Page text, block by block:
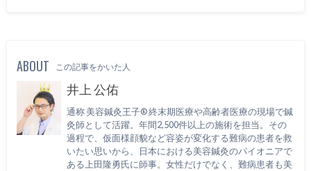
ABOUT この記事をかいた人
井上 公佑
通称 美容鍼灸王子® 終末期医療や高齢者医療の現場で鍼
灸師として活躍。年間2,500件以上の施術を担当。その
過程で、仮面様顔貌など容姿が変化する難病の患者を救
いたい思いから、日本における美容鍼灸のパイオニアで
ある上田隆勇氏に師事。女性だけでなく、難病患者も美